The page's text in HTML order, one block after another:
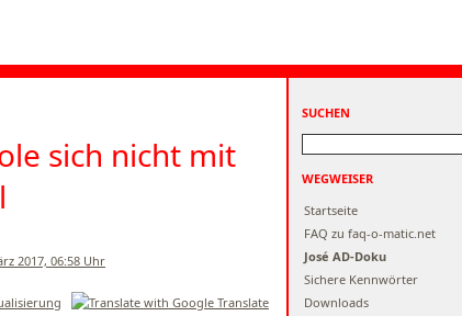
sich nicht mit
2017, 06:58 Uhr
SUCHEN
WEGWEISER
Startseite
FAQ zu faq-o-matic.net
José AD-Doku
Sichere Kennwörter
Downloads